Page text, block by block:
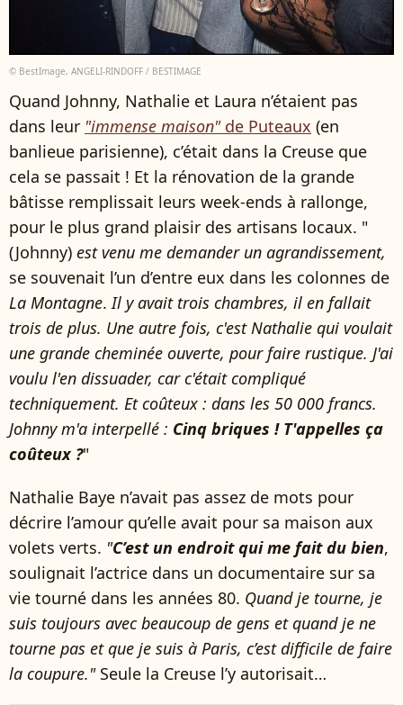
© BestImage, ANGELI-RINDOFF / BESTIMAGE
Quand Johnny, Nathalie et Laura n’étaient pas
dans leur "immense maison"de Puteaux (en
banlieue parisienne), c’était dans la Creuse que
cela se passait ! Et la rénovation de la grande
bâtisse remplissait leurs week-ends à rallonge,
pour le plus grand plaisir des artisans locaux. "
(Johnny) est venu me demander un agrandissement,
se souvenait l’un d’entre eux dans les colonnes de
La Montagne.Il y avait trois chambres, il en fallait
trois de plus. Une autre fois, c'est Nathalie qui voulait
une grande cheminée ouverte, pour faire rustique. J'ai
voulu l'en dissuader, car c'était compliqué
techniquement. Et coûteux : dans les 50 000 francs.
Johnny m'a interpellé : Cinq briques ! T'appelles ça
coûteux ?"
Nathalie Baye n’avait pas assez de mots pour
décrire l’amour qu’elle avait pour sa maison aux
volets verts. "C’est un endroit qui me fait du bien,
soulignait l’actrice dans un documentaire sur sa
vie tourné dans les années 80. Quand je tourne, je
suis toujours avec beaucoup de gens et quand je ne
tourne pas et que je suis à Paris, c’est difficile de faire
la coupure."Seule la Creuse l’y autorisait…